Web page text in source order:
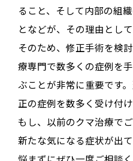
ること、そして内部の組
となどが、その理由とし
そのため、修正手術を検
療専門で数多くの症例を
ぶことが非常に重要です
正の症例を数多く受け付
もし、以前のクマ治療で
新たな気になる症状が出